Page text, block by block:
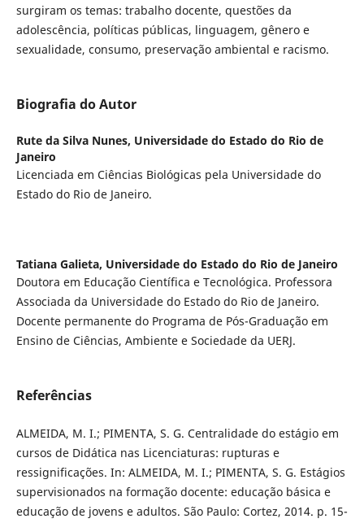
surgiram os temas: trabalho docente, questões da
adolescência, políticas públicas, linguagem, gênero e
sexualidade, consumo, preservação ambiental e racismo.
Biografia do Autor
Rute da Silva Nunes, Universidade do Estado do Rio de
Janeiro
Licenciada em Ciências Biológicas pela Universidade do
Estado do Rio de Janeiro.
Tatiana Galieta, Universidade do Estado do Rio de Janeiro
Doutora em Educação Científica e Tecnológica. Professora
Associada da Universidade do Estado do Rio de Janeiro.
Docente permanente do Programa de Pós-Graduação em
Ensino de Ciências, Ambiente e Sociedade da UERJ.
Referências
ALMEIDA, M. I.; PIMENTA, S. G. Centralidade do estágio em
cursos de Didática nas Licenciaturas: rupturas e
ressignificações. In: ALMEIDA, M. I.; PIMENTA, S. G. Estágios
supervisionados na formação docente: educação básica e
educação de jovens e adultos. São Paulo: Cortez, 2014. p. 15-